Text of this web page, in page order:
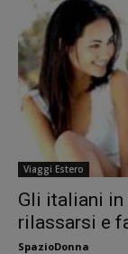
Viaggi Estero
Gli italiani in
rilassarsi e
SpazioDonna